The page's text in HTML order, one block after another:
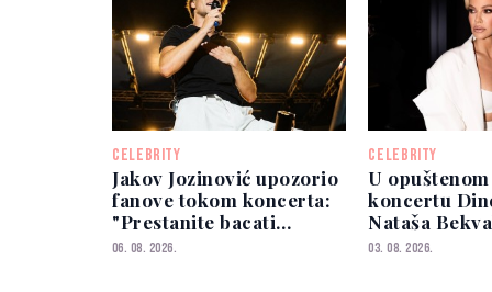
CELEBRITY
Jakov Jozinović upozorio
fanove tokom koncerta:
"Prestanite bacati
mobitele na binu"
06. 08. 2026.
CELEBRITY
U
koncertu
Nataša
Koševu
03. 08. 2026.